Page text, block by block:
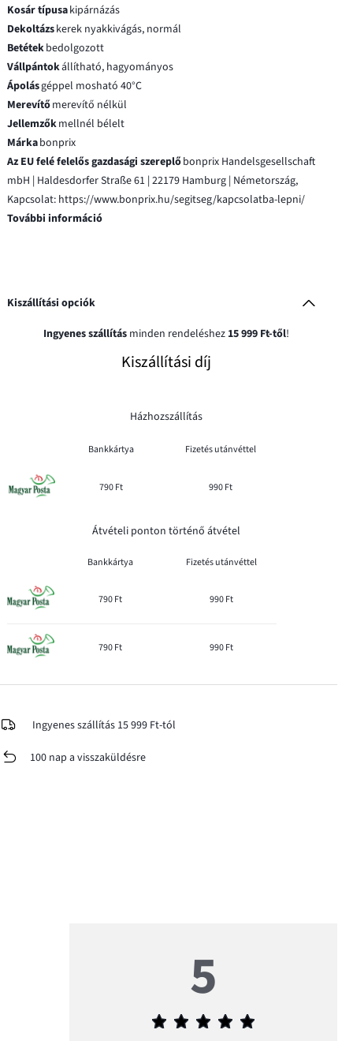
Kosár típusakipárnázás
Dekoltázskerek nyakkivágás, normál
Betétekbedolgozott
Vállpántokállítható, hagyományos
Ápolásgéppel mosható 40°C
Merevítőmerevítő nélkül
Jellemzőkmellnél bélelt
Márkabonprix
Az EU felé felelős gazdasági szereplőbonprix Handelsgesellschaft
mbH | Haldesdorfer Straße 61 | 22179 Hamburg | Németország,
Kapcsolat: https://www.bonprix.hu/segitseg/kapcsolatba-lepni/
További információ
Kiszállítási opciók
Ingyenes szállításminden rendeléshez 15 999 Ft-től!
Kiszállítási díj
Házhozszállítás
Bankkártya Fizetés utánvéttel
790 Ft 990 Ft
Átvételi ponton történő átvétel
Bankkártya Fizetés utánvéttel
790 Ft 990 Ft
790 Ft 990 Ft
Ingyenes szállítás 15 999 Ft-tól
100 nap a visszaküldésre
5
Átlagos